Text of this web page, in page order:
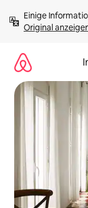
Inhalten
springenOriginal